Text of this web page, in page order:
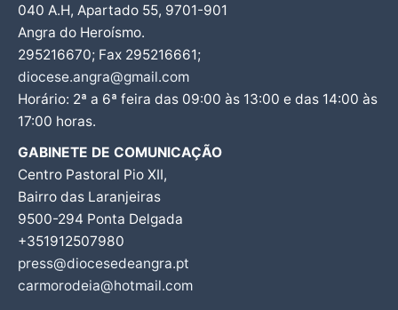
040 A.H, Apartado 55, 9701-901
Angra do Heroísmo.
295216670; Fax 295216661;
diocese.angra@gmail.com
Horário: 2ª a 6ª feira das 09:00 às 13:00 e das 14:00 às
17:00 horas.
GABINETE DE COMUNICAÇÃO
Centro Pastoral Pio XII,
Bairro das Laranjeiras
9500-294 Ponta Delgada
+351912507980
press@diocesedeangra.pt
carmorodeia@hotmail.com